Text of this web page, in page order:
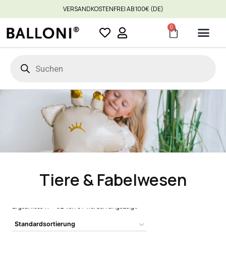
VERSANDKOSTENFREI AB 100€ (DE)
0
Tiere & Fabelwesen
Ergebnisse 17 – 32 von 57 werden angezeigt